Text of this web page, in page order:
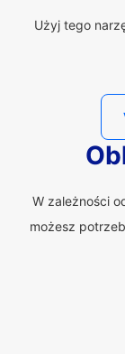
Użyj tego
W zależności
możesz